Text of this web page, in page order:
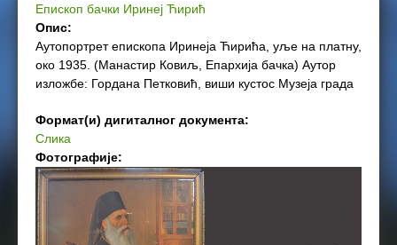
Епископ бачки Иринеј Ћирић
Опис:
Аутопортрет епископа Иринеја Ћирића, уље на платну,
око 1935. (Манастир Ковиљ, Епархија бачка) Аутор
изложбе: Гордана Петковић, виши кустос Музеја града
Формат(и) дигиталног документа:
Слика
Фотографије: